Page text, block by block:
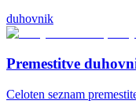
duhovnik
Premestitve
Celoten seznam